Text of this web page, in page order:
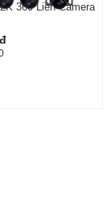
360 Liền Camera